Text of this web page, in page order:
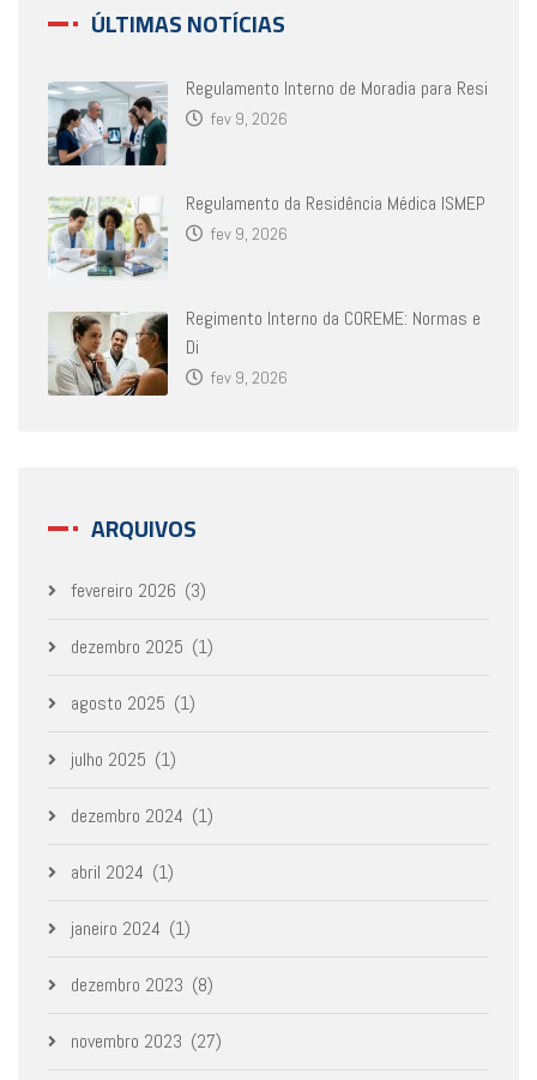
ÚLTIMAS NOTÍCIAS
Regulamento Interno de Moradia para Resi
fev 9, 2026
Regulamento da Residência Médica ISMEP
fev 9, 2026
Regimento Interno da COREME: Normas e
Di
fev 9, 2026
ARQUIVOS
fevereiro 2026 (3)
dezembro 2025 (1)
agosto 2025 (1)
julho 2025 (1)
dezembro 2024 (1)
abril 2024 (1)
janeiro 2024 (1)
dezembro 2023 (8)
novembro 2023 (27)